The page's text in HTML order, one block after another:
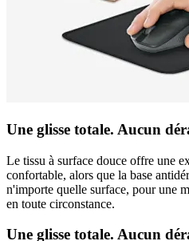
Une glisse totale. Aucun
Le tissu à surface douce offre une
confortable, alors que la base
n'importe quelle surface, pour une
en toute circonstance.
Une glisse totale. Aucun